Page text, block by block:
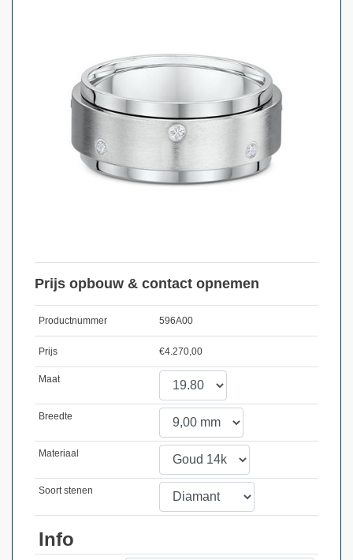
Prijs opbouw & contact opnemen
Productnummer 596A00
Prijs €4.270,00
Maat
Breedte
Materiaal
Soort stenen
Info